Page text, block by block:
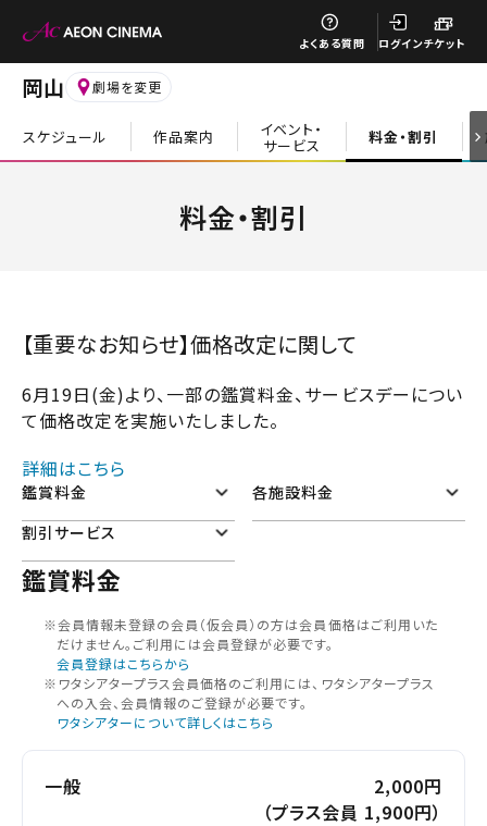
よくある質問 ログインチケット
岡山 劇場を変更
スケジュール 作品案内 イベント・
サービス 料金・割引
料金・割引
【重要なお知らせ】価格改定に関して
6月19日(金)より、一部の鑑賞料金、サービスデーについ
て価格改定を実施いたしました。
詳細はこちら
鑑賞料金
各施設料金
割引サービス
鑑賞料金
※会員情報未登録の会員（仮会員）の⽅は会員価格はご利⽤いた
だけません。ご利⽤には会員登録が必要です。
会員登録はこちらから
※ワタシアタープラス会員価格のご利用には、ワタシアタープラス
への入会、会員情報のご登録が必要です。
ワタシアターについて詳しくはこちら
一般
2,000円
（プラス会員 1,900円）
閉じる
閉じる